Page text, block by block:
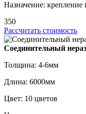
Назначение: крепление
350
Рассчитать стоимость
Соединительный
Толщина: 4-6мм
Длина: 6000мм
Цвет: 10 цветов